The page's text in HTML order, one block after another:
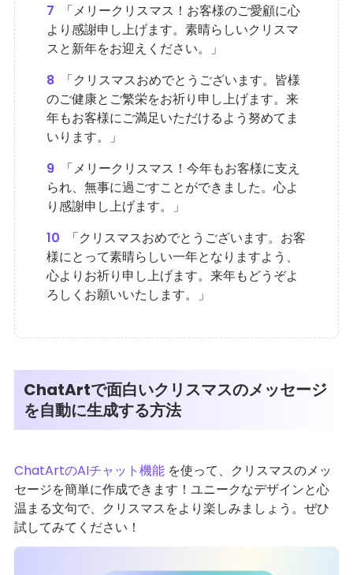
7
「メリークリスマス！お客様のご愛顧に心
より感謝申し上げます。素晴らしいクリスマ
スと新年をお迎えください。」
8
「クリスマスおめでとうございます。皆様
のご健康とご繁栄をお祈り申し上げます。来
年もお客様にご満足いただけるよう努めてま
いります。」
9
「メリークリスマス！今年もお客様に支え
られ、無事に過ごすことができました。心よ
り感謝申し上げます。」
10
「クリスマスおめでとうございます。お客
様にとって素晴らしい一年となりますよう、
心よりお祈り申し上げます。来年もどうぞよ
ろしくお願いいたします。」
ChatArtで面白いクリスマスのメッセージ
を自動に生成する方法
ChatArtのAIチャット機能 を使って、クリスマスのメッ
セージを簡単に作成できます！ユニークなデザインと心
温まる文句で、クリスマスをより楽しみましょう。ぜひ
試してみてください！